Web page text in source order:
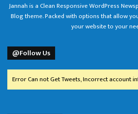
Jannah is a Clean Responsive WordPress
Blog theme. Packed with options that allow
your website to your
@Follow Us
Error Can not Get Tweets, Incorrect account